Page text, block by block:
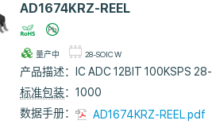
AD1674KRZ-REEL
量产中 28-SOIC W
产品描述：
IC ADC 12BIT 100KSPS
标准包装：1000
数据手册：
AD1674KRZ-REEL.pdf